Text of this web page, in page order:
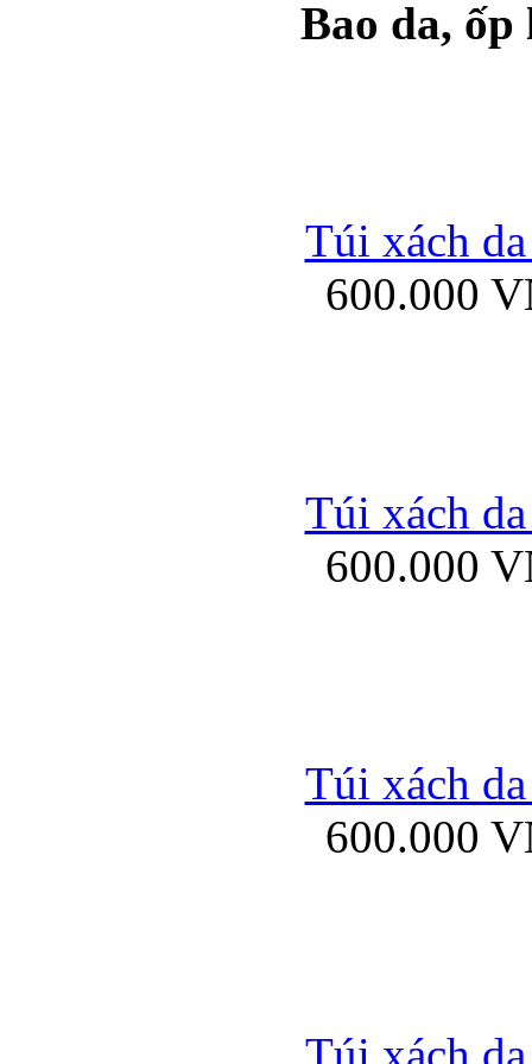
Ốp lưng silicon
Ốp lưng Samsung
Ốp lưng
Bao da,
Túi xách
600.000
Túi xách
600.000
Túi xách
600.000